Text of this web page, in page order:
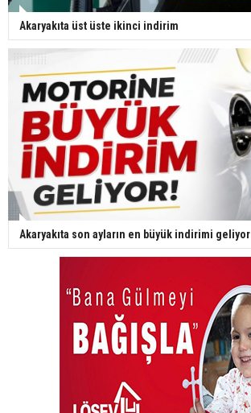
Akaryakıta üst üste ikinci indirim
Akaryakıta son ayların en büyük indirimi geliyor